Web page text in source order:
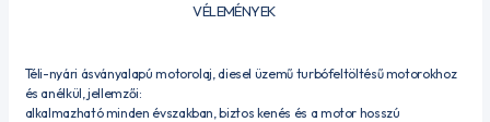
VÉLEMÉNYEK
Téli-nyári ásványalapú motorolaj, diesel üzemű turbófeltöltésű motorokhoz
és anélkül, jellemzői:
alkalmazható minden évszakban, biztos kenés és a motor hosszú